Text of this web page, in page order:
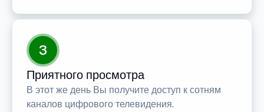
3
Приятного просмотра
В этот же день Вы получите доступ к сотням
каналов цифрового телевидения.